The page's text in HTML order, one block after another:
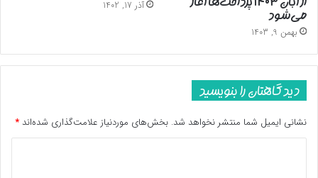
می‌شود
بهمن 9, 1403
آذر 17, 1402
دیدگاهتان را بنویسید
نشانی ایمیل شما منتشر نخواهد شد. بخش‌های موردنیاز علامت‌گذاری شده‌اند *